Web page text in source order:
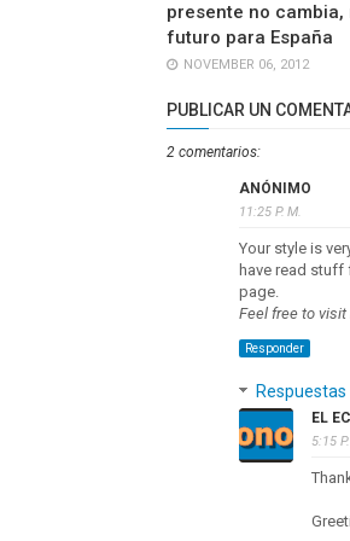
presente no cambia,
futuro para España
NOVEMBER 06, 2012
PUBLICAR UN
2 comentarios:
ANÓNIMO
11:25 P. M.
Your style is
have read
page.
Feel free to
Responder
Respuestas
EL
5:15